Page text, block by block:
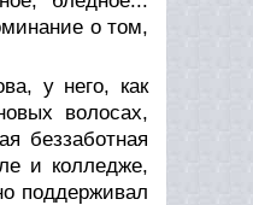
о том,
у него, как
волосах,
беззаботная
и колледже,
поддерживал